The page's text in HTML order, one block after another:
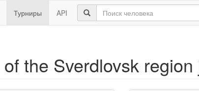
Турниры API
the Sverdlovsk region